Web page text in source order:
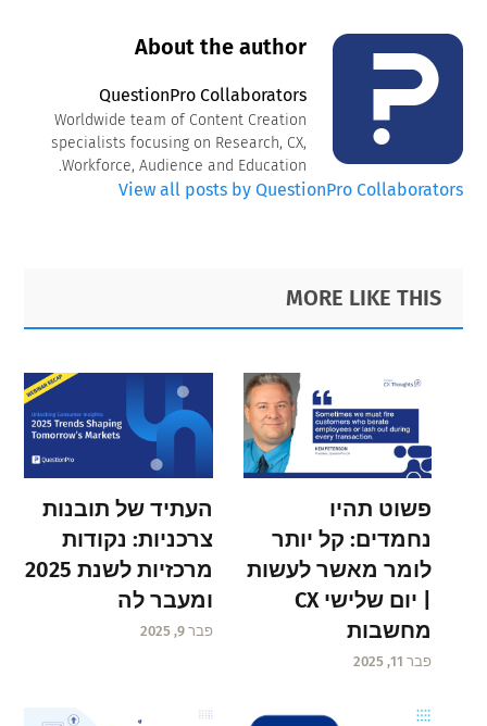
About the author
QuestionPro Collaborators
Worldwide team of Content Creation
specialists focusing on Research, CX,
Workforce, Audience and Education.
View all posts by QuestionPro Collaborators
Primary
Sidebar
Footer
MORE LIKE THIS
פשוט תהיו
נחמדים: קל יותר
לומר מאשר לעשות
| יום שלישי CX
מחשבות
פבר 11, 2025
העתיד של תובנות
צרכניות: נקודות
מרכזיות לשנת 2025
ומעבר לה
פבר 9, 2025